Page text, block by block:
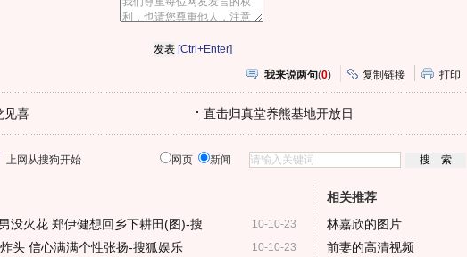
[Ctrl+Enter]
我来说两句(0) 复制链接 打印
见喜 直击归真堂养熊基地开放日
上网从搜狗开始 网页 新闻
10-10-23
没火花 郑伊健想回乡下耕田(图)-搜
10-10-23
头 信心满满个性张扬-搜狐娱乐
相关推荐
林嘉欣的图片
前妻的高清视频